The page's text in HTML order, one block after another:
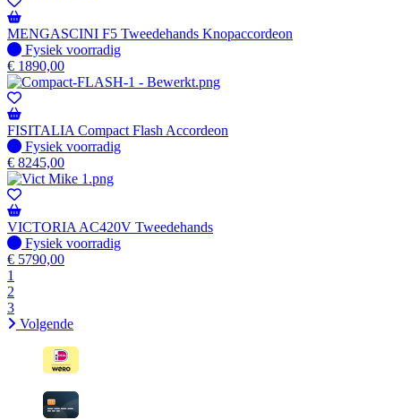
MENGASCINI F5 Tweedehands Knopaccordeon
Fysiek voorradig
Fysiek voorradig
€ 1890,00
FISITALIA Compact Flash Accordeon
Fysiek voorradig
Fysiek voorradig
€ 8245,00
VICTORIA AC420V Tweedehands
Fysiek voorradig
Fysiek voorradig
€ 5790,00
1
2
3
Volgende